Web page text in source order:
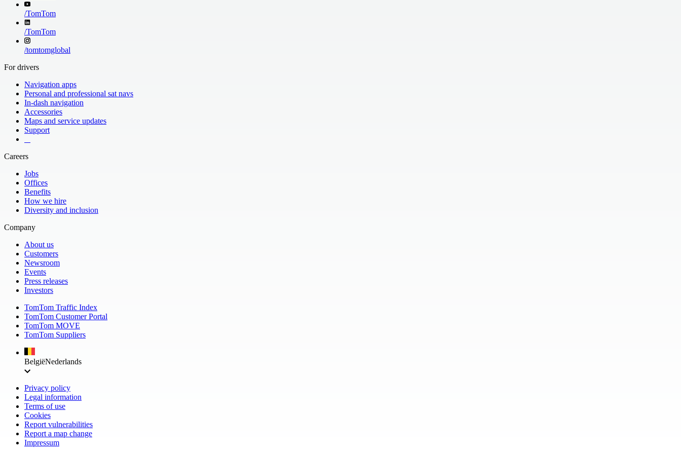
/TomTom
/TomTom
/tomtomglobal
For drivers
Navigation apps
Personal and professional sat navs
In-dash navigation
Accessories
Maps and service updates
Support
Careers
Jobs
Offices
Benefits
How we hire
Diversity and inclusion
Company
About us
Customers
Newsroom
Events
Press releases
Investors
TomTom Traffic Index
TomTom Customer Portal
TomTom MOVE
TomTom Suppliers
BelgiëNederlands
Privacy policy
Legal information
Terms of use
Cookies
Report vulnerabilities
Report a map change
Impressum